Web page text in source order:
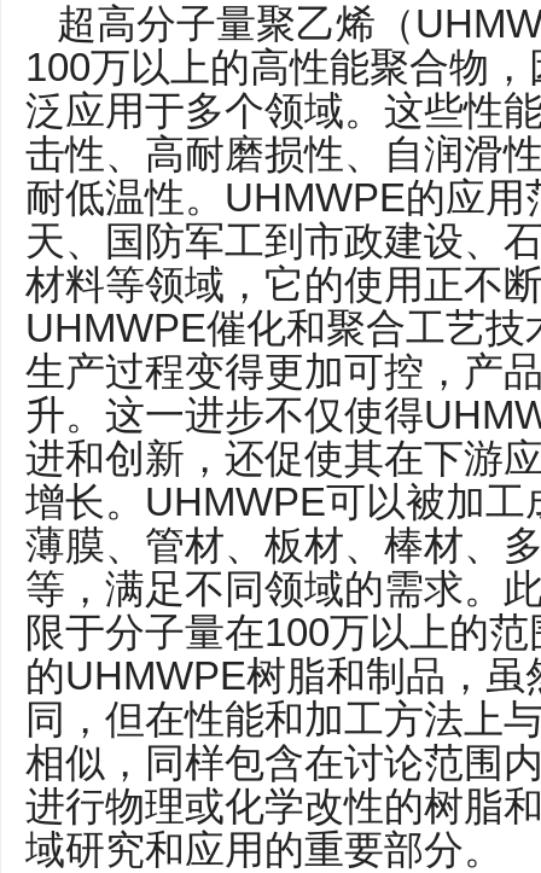
超高分子量聚乙烯（
100万以上的高性能聚合物
泛应用于多个领域。这些性
击性、高耐磨损性、自润滑
耐低温性。 UHMWPE的应用
天、国防军工到市政建设、
材料等领域，它的使用正不
UHMWPE催化和聚合工艺技
生产过程变得更加可控，产
升。这一进步不仅使得
进和创新，还促使其在下游
增长。 UHMWPE可以被加工
薄膜、管材、板材、棒材、
等，满足不同领域的需求。
限于分子量在100万以上的
的UHMWPE树脂和制品，虽
同，但在性能和加工方法上
相似，同样包含在讨论范围
进行物理或化学改性的树脂
域研究和应用的重要部分。